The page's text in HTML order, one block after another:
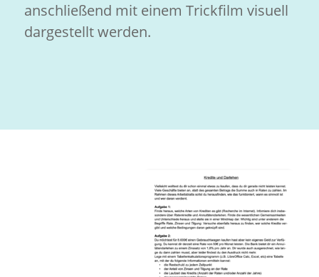
anschließend mit einem Trickfilm visuell
dargestellt werden.